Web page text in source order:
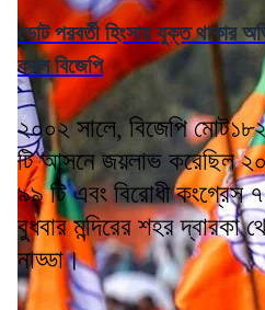
ভোট পরবর্তী হিংসায় যুক্ত থাকার
করল বিজেপি
২০০২ সালে, বিজেপি
টি আসনে জয়লাভ করেছিল
৯৯ টি এবং বিরোধী কংগ্রেস
বুধবার মন্দিরের শহর
নাড্ডা।